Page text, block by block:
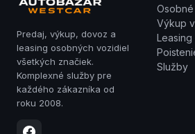
Predaj, výkup, dovoz a
leasing osobných vozidiel
všetkých značiek.
Komplexné služby pre
každého zákazníka od
roku 2008.
Výkup
Služby